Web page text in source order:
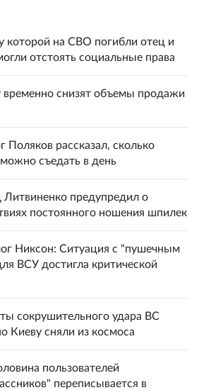
которой на СВО погибли отец и
отстоять социальные права
снизят объемы продажи
Поляков рассказал, сколько
съедать в день
предупредил о
постоянного ношения шпилек
Никсон: Ситуация с "пушечным
ВСУ достигла критической
сокрушительного удара ВС
Киеву сняли из космоса
пользователей
переписывается в